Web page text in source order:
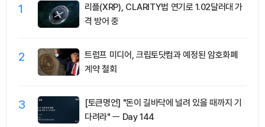
1
리플(XRP), CLARITY법 연기로 1.02달러대 가
격 방어 중
2
트럼프 미디어, 크립토닷컴과 예정된 암호화폐
계약 철회
3
[토큰명언] "돈이 길바닥에 널려 있을 때까지 기
다려라" ㅡ Day 144